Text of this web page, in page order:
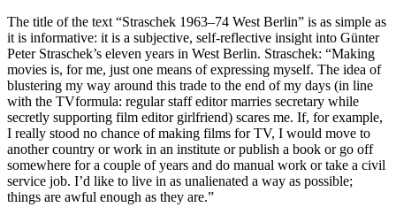
The title of the text “Straschek 1963–74 West Berlin” is as simple as
it is informative: it is a subjective, self-reflective insight into Günter
Peter Straschek’s eleven years in West Berlin. Straschek: “Making
movies is, for me, just one means of expressing myself. The idea of
blustering my way around this trade to the end of my days (in line
with the TV­formula: regular staff editor marries secretary while
secretly supporting film editor girlfriend) scares me. If, for example,
I really stood no chance of making films for TV, I would move to
another country or work in an institute or publish a book or go off
somewhere for a couple of years and do manual work or take a civil
service job. I’d like to live in as unalienated a way as possible;
things are awful enough as they are.”